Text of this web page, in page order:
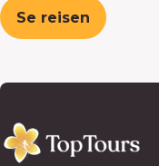
Se reisen